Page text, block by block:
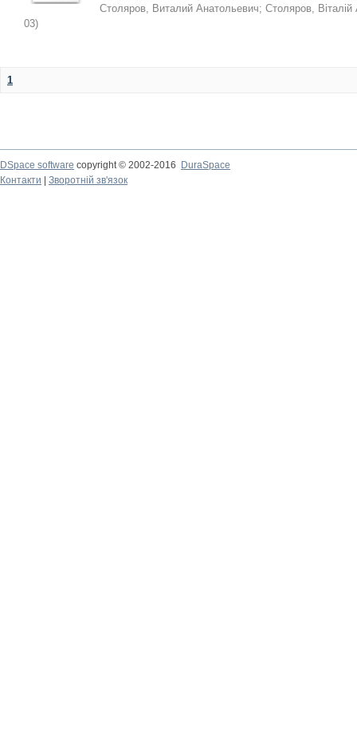
Столяров, Виталий Анатольевич; Столяров, Віталій
03)
1
DSpace software copyright © 2002-2016
DuraSpace
Контакти
Зворотній зв'язок